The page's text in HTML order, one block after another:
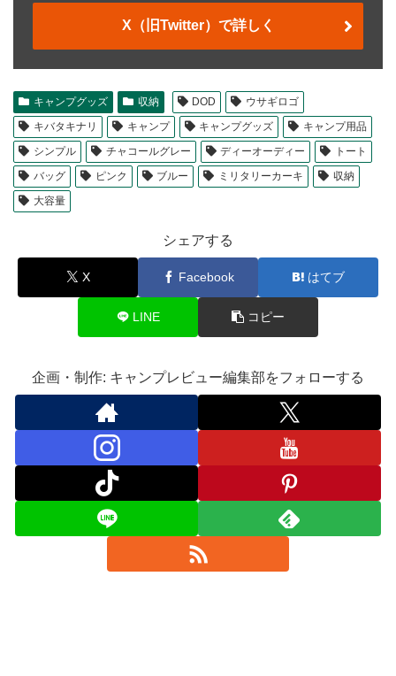
X（旧Twitter）で詳しく
キャンプグッズ 収納 DOD
ウサギロゴ
キバタキナリ
キャンプ キャンプグッズ
キャンプ用品
シンプル
チャコールグレー ディーオーディー
トート
バッグ
ピンク ブルー ミリタリーカーキ
収納
大容量
シェアする
X Facebook はてブ
LINE コピー
企画・制作: キャンプレビュー編集部をフォローする